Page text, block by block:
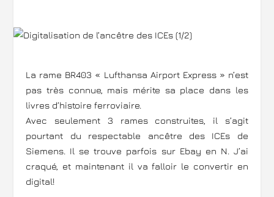
La rame BR403 « Lufthansa Airport Express » n’est
pas très connue, mais mérite sa place dans les
livres d’histoire ferroviaire.
Avec seulement 3 rames construites, il s’agit
pourtant du respectable ancêtre des ICEs de
Siemens. Il se trouve parfois sur Ebay en N. J’ai
craqué, et maintenant il va falloir le convertir en
digital!